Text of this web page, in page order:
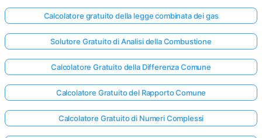
Calcolatore gratuito della legge combinata dei gas
Solutore Gratuito di Analisi della Combustione
Calcolatore Gratuito della Differenza Comune
Calcolatore Gratuito del Rapporto Comune
Calcolatore Gratuito di Numeri Complessi